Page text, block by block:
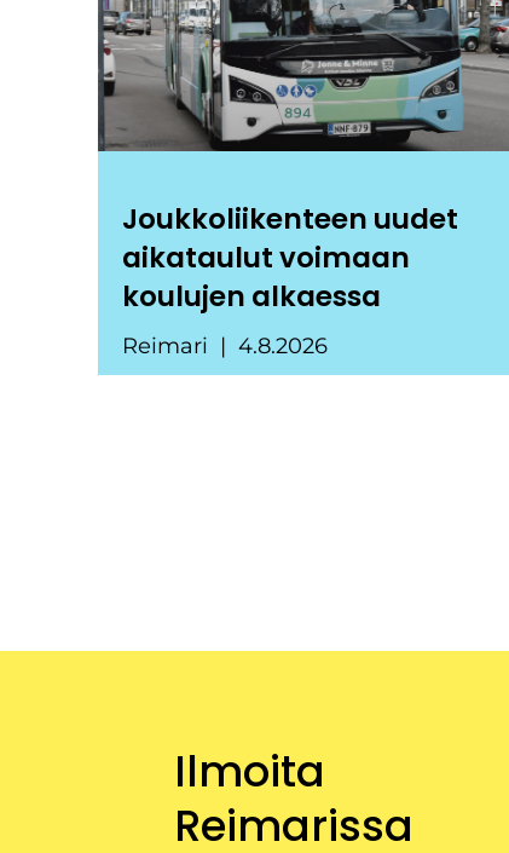
Joukkoliikenteen uudet
aikataulut voimaan
koulujen alkaessa
Reimari 4.8.2026
Ilmoita
Reimarissa